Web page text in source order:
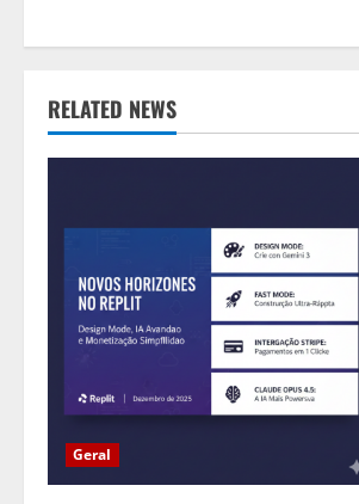
t
i
n
RELATED NEWS
Geral